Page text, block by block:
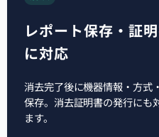
レポート保存・証
に対応
消去完了後に機器情報・方式
保存。消去証明書の発行にも
ます。